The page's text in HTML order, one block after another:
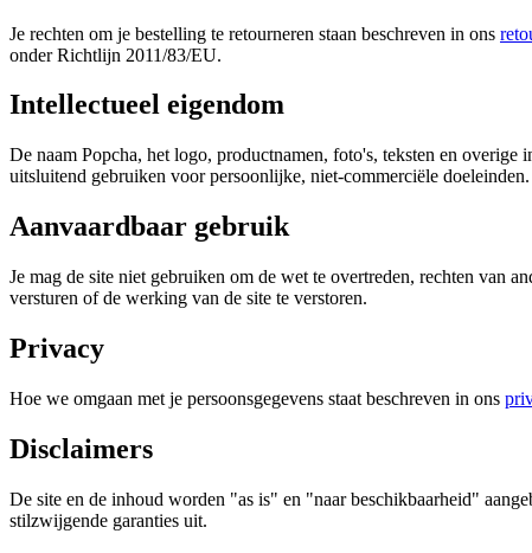
Je rechten om je bestelling te retourneren staan beschreven in ons
onder Richtlijn 2011/83/EU.
Intellectueel eigendom
De naam Popcha, het logo, productnamen, foto's, teksten en
uitsluitend gebruiken voor persoonlijke, niet-commerciële
Aanvaardbaar gebruik
Je mag de site niet gebruiken om de wet te overtreden, rechten van
versturen of de werking van de site te verstoren.
Privacy
Hoe we omgaan met je persoonsgegevens staat beschreven in ons
Disclaimers
De site en de inhoud worden "as is" en "naar beschikbaarheid"
stilzwijgende garanties uit.